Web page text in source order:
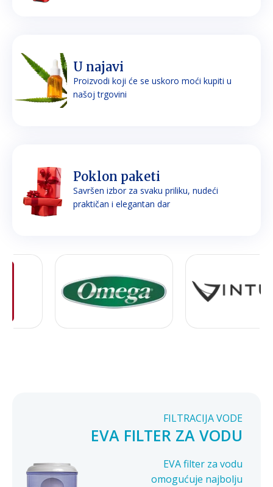
U najavi
Proizvodi koji će se uskoro moći kupiti u
našoj trgovini
Poklon paketi
Savršen izbor za svaku priliku, nudeći
praktičan i elegantan dar
FILTRACIJA VODE
EVA FILTER ZA VODU
EVA filter za vodu
omogućuje najbolju